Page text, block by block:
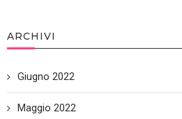
ARCHIVI
Giugno 2022
Maggio 2022